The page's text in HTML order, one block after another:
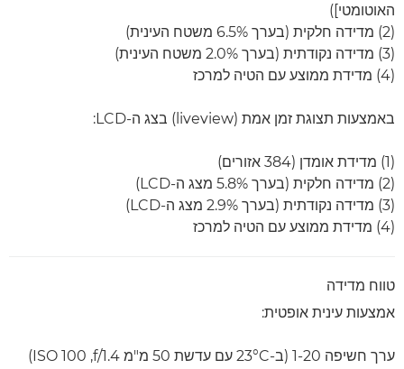
האוטומטי])
(2) מדידה חלקית (בערך 6.5% משטח העינית)
(3) מדידה נקודתית (בערך 2.0% משטח העינית)
(4) מדידת ממוצע עם הטיה למרכז
באמצעות תצוגת זמן אמת (liveview) בצג ה-LCD:
(1) מדידת אומדן (384 אזורים)
(2) מדידה חלקית (בערך ‎5.8% מצג ה-LCD)
(3) מדידה נקודתית (בערך ‎2.9% מצג ה-LCD)
(4) מדידת ממוצע עם הטיה למרכז
טווח מדידה
אמצעות עינית אופטית:
ערך חשיפה 1-20 (ב-‎23°C עם עדשת 50 מ"מ f/1.4,‏ ISO 100)